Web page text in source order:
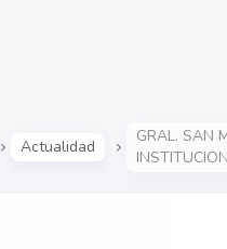
Actualidad
GRAL. SAN